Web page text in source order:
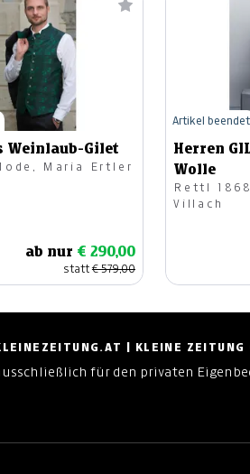
Weinlaub-Gilet
Maria Ertler
ab nur € 290,00
statt€ 579,00
Herren
Wolle
Rettl 1868 Kilts &
Villach
Artikel beendet
| KLEINE ZEITUNG
für den privaten